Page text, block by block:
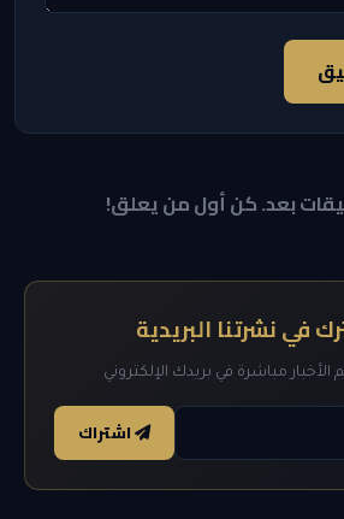
بعد. كن أول من يعلق!
في نشرتنا البريدية
مباشرة في بريدك الإلكتروني
اشتراك